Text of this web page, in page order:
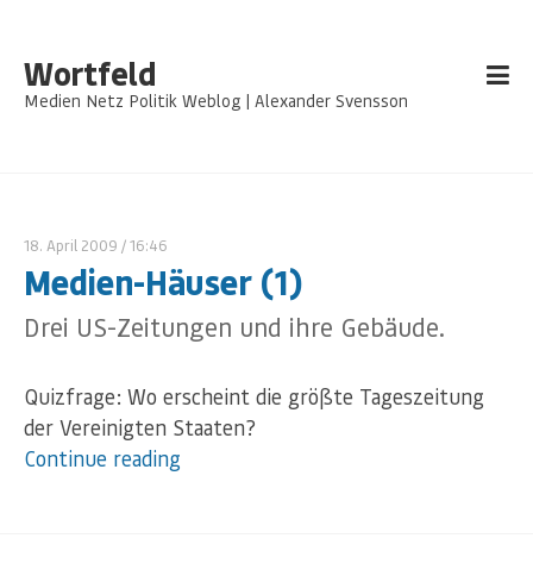
Wortfeld
Medien Netz Politik Weblog | Alexander Svensson
18. April 2009 / 16:46
Medien-Häuser (1)
Drei US-Zeitungen und ihre Gebäude.
Quizfrage: Wo erscheint die größte Tageszeitung
der Vereinigten Staaten?
Continue reading